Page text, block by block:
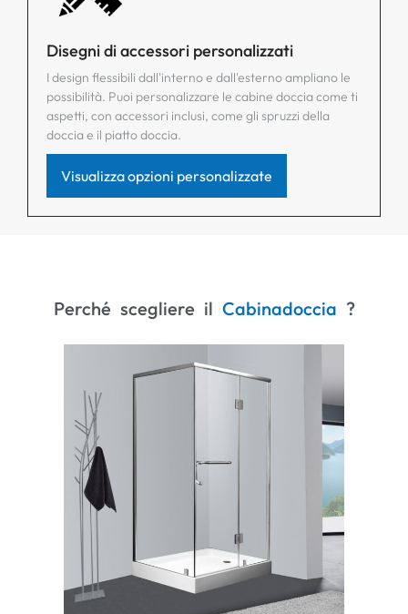
Disegni di accessori personalizzati
I design flessibili dall'interno e dall'esterno ampliano le
possibilità. Puoi personalizzare le cabine doccia come ti
aspetti, con accessori inclusi, come gli spruzzi della
doccia e il piatto doccia.
Visualizza opzioni personalizzate
Perché scegliere il Cabinadoccia ?